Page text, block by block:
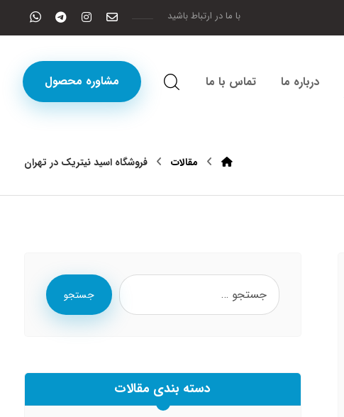
با ما در ارتباط باشید
مشاوره محصول درباره ما تماس با ما
مقالات فروشگاه اسید نیتریک در تهران
جستجو
دسته بندی مقالات